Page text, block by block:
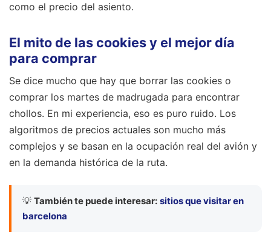
como el precio del asiento.
El mito de las cookies y el mejor día
para comprar
Se dice mucho que hay que borrar las cookies o
comprar los martes de madrugada para encontrar
chollos. En mi experiencia, eso es puro ruido. Los
algoritmos de precios actuales son mucho más
complejos y se basan en la ocupación real del avión y
en la demanda histórica de la ruta.
💡 También te puede interesar: sitios que visitar en
barcelona